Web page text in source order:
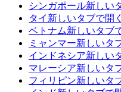
シンガポール新しい
タイ 新しいタブで開く
ベトナム新しいタブ
ミャンマー新しいタ
インドネシア新しい
マレーシア新しいタ
フィリピン新しいタ